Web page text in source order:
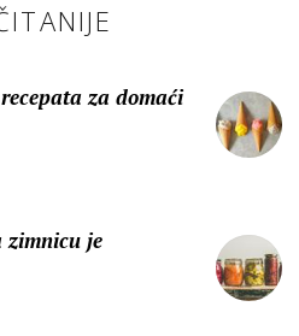
za domaći
zimnicu je